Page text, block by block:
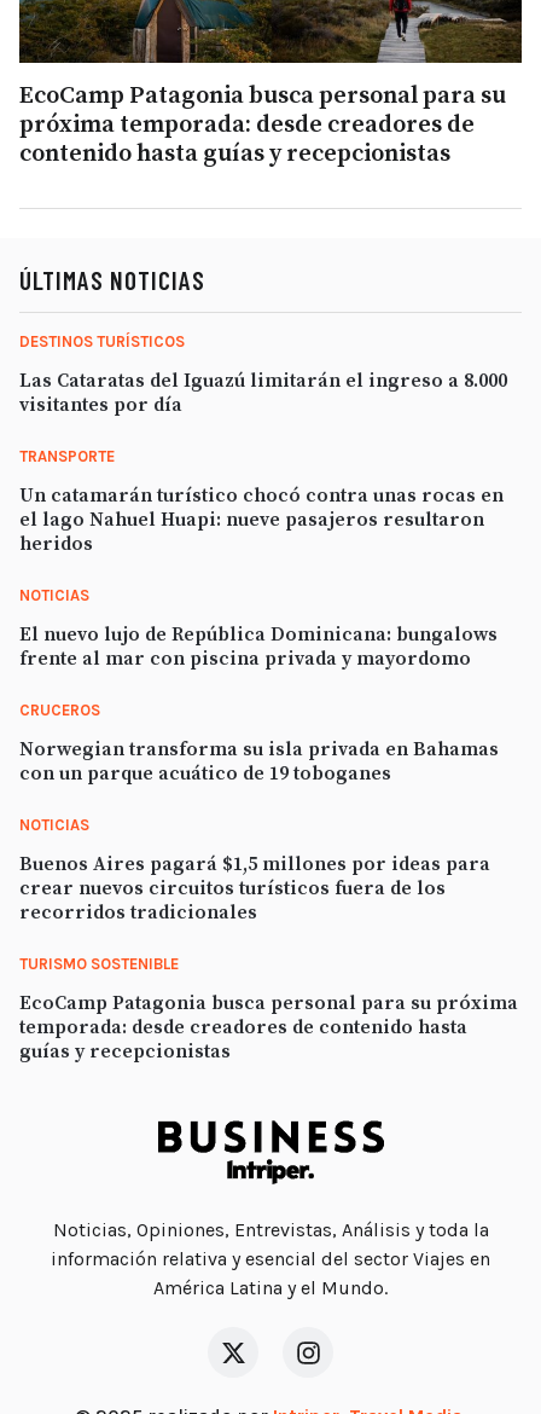
EcoCamp Patagonia busca personal para su
próxima temporada: desde creadores de
contenido hasta guías y recepcionistas
Noticias, Opiniones, Entrevistas, Análisis y toda la
información relativa y esencial del sector Viajes en
América Latina y el Mundo.
ÚLTIMAS NOTICIAS
DESTINOS TURÍSTICOS
Las Cataratas del Iguazú limitarán el ingreso a 8.000
visitantes por día
TRANSPORTE
Un catamarán turístico chocó contra unas rocas en
el lago Nahuel Huapi: nueve pasajeros resultaron
heridos
NOTICIAS
El nuevo lujo de República Dominicana: bungalows
frente al mar con piscina privada y mayordomo
CRUCEROS
Norwegian transforma su isla privada en Bahamas
con un parque acuático de 19 toboganes
NOTICIAS
Buenos Aires pagará $1,5 millones por ideas para
crear nuevos circuitos turísticos fuera de los
recorridos tradicionales
TURISMO SOSTENIBLE
EcoCamp Patagonia busca personal para su próxima
temporada: desde creadores de contenido hasta
guías y recepcionistas